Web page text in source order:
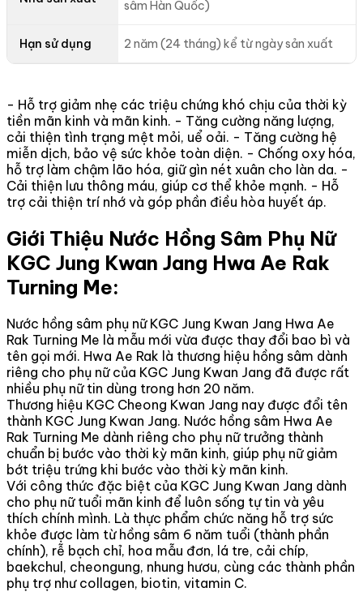
sâm Hàn Quốc)
Hạn sử dụng 2 năm (24 tháng) kể từ ngày sản xuất
- Hỗ trợ giảm nhẹ các triệu chứng khó chịu của thời kỳ
tiền mãn kinh và mãn kinh. - Tăng cường năng lượng,
cải thiện tình trạng mệt mỏi, uể oải. - Tăng cường hệ
miễn dịch, bảo vệ sức khỏe toàn diện. - Chống oxy hóa,
hỗ trợ làm chậm lão hóa, giữ gìn nét xuân cho làn da. -
Cải thiện lưu thông máu, giúp cơ thể khỏe mạnh. - Hỗ
trợ cải thiện trí nhớ và góp phần điều hòa huyết áp.
Giới Thiệu Nước Hồng Sâm Phụ Nữ
KGC Jung Kwan Jang Hwa Ae Rak
Turning Me:
Nước hồng sâm phụ nữ KGC Jung Kwan Jang Hwa Ae
Rak Turning Me là mẫu mới vừa được thay đổi bao bì và
tên gọi mới. Hwa Ae Rak là thương hiệu hồng sâm dành
riêng cho phụ nữ của KGC Jung Kwan Jang đã được rất
nhiều phụ nữ tin dùng trong hơn 20 năm.
Thương hiệu KGC Cheong Kwan Jang nay được đổi tên
thành KGC Jung Kwan Jang. Nước hồng sâm Hwa Ae
Rak Turning Me dành riêng cho phụ nữ trưởng thành
chuẩn bị bước vào thời kỳ mãn kinh, giúp phụ nữ giảm
bớt triệu trứng khi bước vào thời kỳ mãn kinh.
Với công thức đặc biệt của KGC Jung Kwan Jang dành
cho phụ nữ tuổi mãn kinh để luôn sống tự tin và yêu
thích chính mình. Là thực phẩm chức năng hỗ trợ sức
khỏe được làm từ hồng sâm 6 năm tuổi (thành phần
chính), rễ bạch chỉ, hoa mẫu đơn, lá tre, cải chíp,
baekchul, cheongung, nhung hươu, cùng các thành phần
phụ trợ như collagen, biotin, vitamin C.